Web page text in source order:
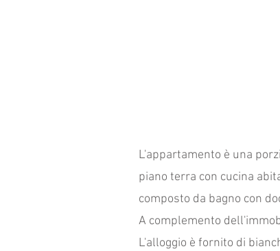
L'appartamento è una
piano terra con cucina
composto da bagno con
A complemento
L'alloggio è fornito di